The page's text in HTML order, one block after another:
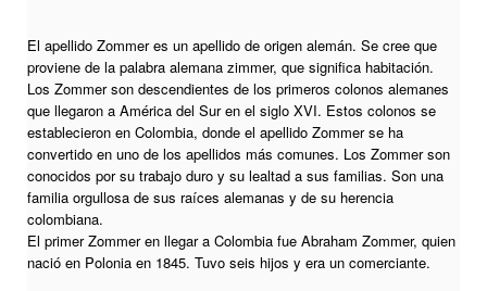
El apellido Zommer es un apellido de origen alemán. Se cree que
proviene de la palabra alemana zimmer, que significa habitación.
Los Zommer son descendientes de los primeros colonos alemanes
que llegaron a América del Sur en el siglo XVI. Estos colonos se
establecieron en Colombia, donde el apellido Zommer se ha
convertido en uno de los apellidos más comunes. Los Zommer son
conocidos por su trabajo duro y su lealtad a sus familias. Son una
familia orgullosa de sus raíces alemanas y de su herencia
colombiana.
El primer Zommer en llegar a Colombia fue Abraham Zommer, quien
nació en Polonia en 1845. Tuvo seis hijos y era un comerciante.